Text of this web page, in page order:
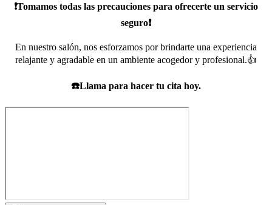
❗Tomamos todas las precauciones para ofrecerte un servicio
seguro❗
En nuestro salón, nos esforzamos por brindarte una experiencia
relajante y agradable en un ambiente acogedor y profesional.👍
☎️Llama para hacer tu cita hoy.